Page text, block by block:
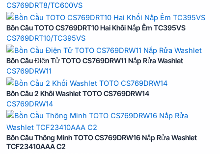
CS769DRT8/TC600VS
Bồn Cầu TOTO CS769DRT10 Hai Khối Nắp Êm TC395VS
CS769DRT10/TC395VS
Bồn Cầu Điện Tử TOTO CS769DRW11 Nắp Rửa Washlet
CS769DRW11
Bồn Cầu 2 Khối Washlet TOTO CS769DRW14
CS769DRW14
Bồn Cầu Thông Minh TOTO CS769DRW16 Nắp Rửa Washlet
TCF23410AAA C2